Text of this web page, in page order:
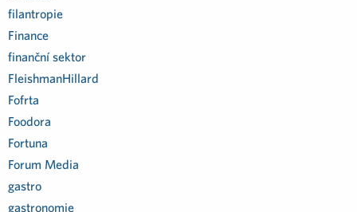
filantropie
Finance
finanční sektor
FleishmanHillard
Fofrta
Foodora
Fortuna
Forum Media
gastro
gastronomie